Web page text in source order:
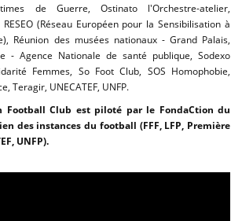
de Guerre, Ostinato l'Orchestre-atelier,
(Réseau Européen pour la Sensibilisation à
Réunion des musées nationaux - Grand Palais,
- Agence Nationale de santé publique, Sodexo
Femmes, So Foot Club, SOS Homophobie,
Teragir, UNECATEF, UNFP.
Football Club est piloté par le FondaCtion du
des instances du football (FFF, LFP, Première
UNFP).